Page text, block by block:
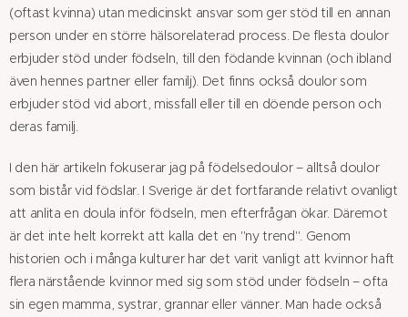
(oftast kvinna) utan medicinskt ansvar som ger stöd till en annan
person under en större hälsorelaterad process. De flesta doulor
erbjuder stöd under födseln, till den födande kvinnan (och ibland
även hennes partner eller familj). Det finns också doulor som
erbjuder stöd vid abort, missfall eller till en döende person och
deras familj.
I den här artikeln fokuserar jag på födelsedoulor – alltså doulor
som bistår vid födslar. I Sverige är det fortfarande relativt ovanligt
att anlita en doula inför födseln, men efterfrågan ökar. Däremot
är det inte helt korrekt att kalla det en "ny trend". Genom
historien och i många kulturer har det varit vanligt att kvinnor haft
flera närstående kvinnor med sig som stöd under födseln – ofta
sin egen mamma, systrar, grannar eller vänner. Man hade också